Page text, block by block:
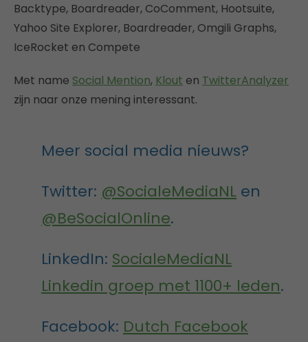
Backtype, Boardreader, CoComment, Hootsuite,
Yahoo Site Explorer, Boardreader, Omgili Graphs,
IceRocket en Compete
Met name Social Mention, Klout en TwitterAnalyzer
zijn naar onze mening interessant.
Meer social media nieuws?
Twitter: @SocialeMediaNL en
@BeSocialOnline.
LinkedIn: SocialeMediaNL
Linkedin groep met 1100+ leden.
Facebook: Dutch Facebook